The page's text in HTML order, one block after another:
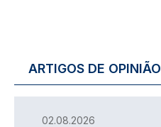
ARTIGOS DE OPINIÃO
02.08.2026